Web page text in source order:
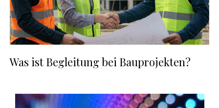
Was ist Begleitung bei Bauprojekten?